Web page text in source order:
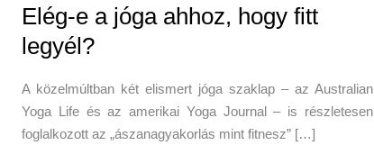
Elég-e a jóga ahhoz, hogy fitt
legyél?
A közelmúltban két elismert jóga szaklap – az Australian
Yoga Life és az amerikai Yoga Journal – is részletesen
foglalkozott az „ászanagyakorlás mint fitnesz” […]